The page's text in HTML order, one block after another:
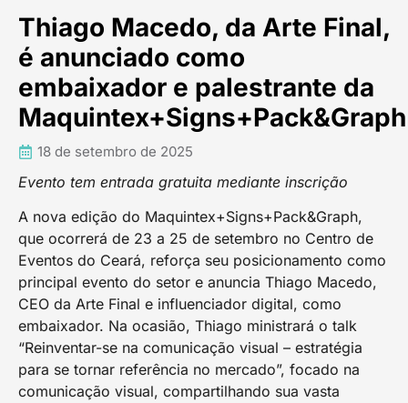
Thiago Macedo, da Arte Final,
é anunciado como
embaixador e palestrante da
Maquintex+Signs+Pack&Graph
18 de setembro de 2025
Evento tem entrada gratuita mediante inscrição
A nova edição do Maquintex+Signs+Pack&Graph,
que ocorrerá de 23 a 25 de setembro no Centro de
Eventos do Ceará, reforça seu posicionamento como
principal evento do setor e anuncia Thiago Macedo,
CEO da Arte Final e influenciador digital, como
embaixador. Na ocasião, Thiago ministrará o talk
“Reinventar-se na comunicação visual – estratégia
para se tornar referência no mercado”, focado na
comunicação visual, compartilhando sua vasta